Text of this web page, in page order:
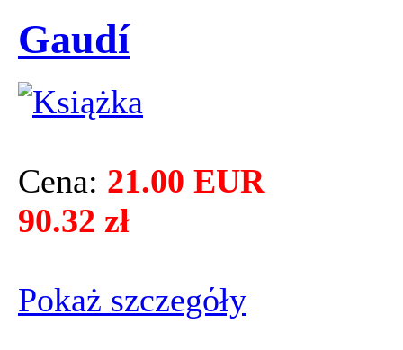
Gaudí
Cena: 21.00 EUR
90.32 zł
Pokaż szczegόły